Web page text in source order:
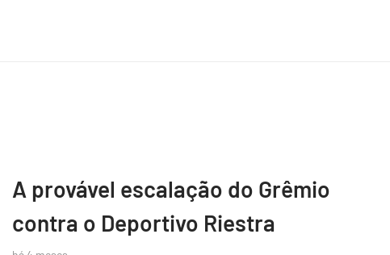
A provável escalação do Grêmio
contra o Deportivo Riestra